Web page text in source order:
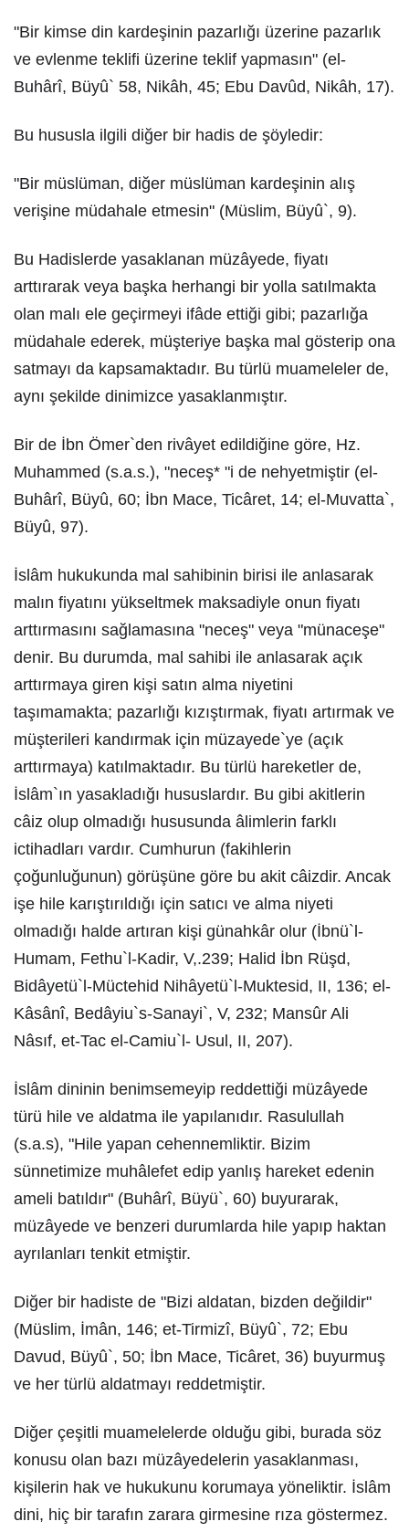
"Bir kimse din kardeşinin pazarlığı üzerine pazarlık
ve evlenme teklifi üzerine teklif yapmasın" (el-
Buhârî, Büyû` 58, Nikâh, 45; Ebu Davûd, Nikâh, 17).
Bu hususla ilgili diğer bir hadis de şöyledir:
"Bir müslüman, diğer müslüman kardeşinin alış
verişine müdahale etmesin" (Müslim, Büyû`, 9).
Bu Hadislerde yasaklanan müzâyede, fiyatı
arttırarak veya başka herhangi bir yolla satılmakta
olan malı ele geçirmeyi ifâde ettiği gibi; pazarlığa
müdahale ederek, müşteriye başka mal gösterip ona
satmayı da kapsamaktadır. Bu türlü muameleler de,
aynı şekilde dinimizce yasaklanmıştır.
Bir de İbn Ömer`den rivâyet edildiğine göre, Hz.
Muhammed (s.a.s.), "neceş* "i de nehyetmiştir (el-
Buhârî, Büyû, 60; İbn Mace, Ticâret, 14; el-Muvatta`,
Büyû, 97).
İslâm hukukunda mal sahibinin birisi ile anlasarak
malın fiyatını yükseltmek maksadiyle onun fiyatı
arttırmasını sağlamasına "neceş" veya "münaceşe"
denir. Bu durumda, mal sahibi ile anlasarak açık
arttırmaya giren kişi satın alma niyetini
taşımamakta; pazarlığı kızıştırmak, fiyatı artırmak ve
müşterileri kandırmak için müzayede`ye (açık
arttırmaya) katılmaktadır. Bu türlü hareketler de,
İslâm`ın yasakladığı hususlardır. Bu gibi akitlerin
câiz olup olmadığı hususunda âlimlerin farklı
ictihadları vardır. Cumhurun (fakihlerin
çoğunluğunun) görüşüne göre bu akit câizdir. Ancak
işe hile karıştırıldığı için satıcı ve alma niyeti
olmadığı halde artıran kişi günahkâr olur (İbnü`l-
Humam, Fethu`l-Kadir, V,.239; Halid İbn Rüşd,
Bidâyetü`l-Müctehid Nihâyetü`l-Muktesid, II, 136; el-
Kâsânî, Bedâyiu`s-Sanayi`, V, 232; Mansûr Ali
Nâsıf, et-Tac el-Camiu`l- Usul, II, 207).
İslâm dininin benimsemeyip reddettiği müzâyede
türü hile ve aldatma ile yapılanıdır. Rasulullah
(s.a.s), "Hile yapan cehennemliktir. Bizim
sünnetimize muhâlefet edip yanlış hareket edenin
ameli batıldır" (Buhârî, Büyü`, 60) buyurarak,
müzâyede ve benzeri durumlarda hile yapıp haktan
ayrılanları tenkit etmiştir.
Diğer bir hadiste de "Bizi aldatan, bizden değildir"
(Müslim, İmân, 146; et-Tirmizî, Büyû`, 72; Ebu
Davud, Büyû`, 50; İbn Mace, Ticâret, 36) buyurmuş
ve her türlü aldatmayı reddetmiştir.
Diğer çeşitli muamelelerde olduğu gibi, burada söz
konusu olan bazı müzâyedelerin yasaklanması,
kişilerin hak ve hukukunu korumaya yöneliktir. İslâm
dini, hiç bir tarafın zarara girmesine rıza göstermez.